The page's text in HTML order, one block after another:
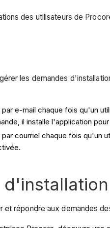
des utilisateurs de
les demandes
e-mail chaque fois qu'un
il installe l'application
courriel chaque fois
répondre aux demandes